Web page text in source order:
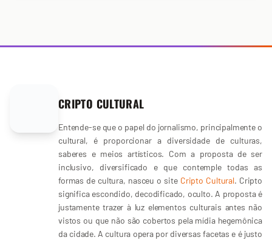
CRIPTO CULTURAL
Entende-se que o papel do jornalismo, principalmente o
cultural, é proporcionar a diversidade de culturas,
saberes e meios artísticos. Com a proposta de ser
inclusivo, diversificado e que contemple todas as
formas de cultura, nasceu o site Cripto Cultural. Cripto
significa escondido, decodificado, oculto. A proposta é
justamente trazer à luz elementos culturais antes não
vistos ou que não são cobertos pela mídia hegemônica
da cidade. A cultura opera por diversas facetas e é justo